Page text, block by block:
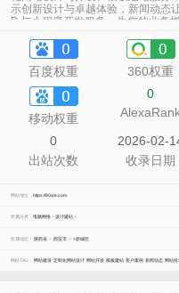
示创新设计与卓越体验，新闻动态
P 与小程序开发服务，为您的业务
百度权重 360权重
移动权重
0
0
出站次数
2026-02-
收录日期
网站地址： https://90we.com
所属分类： 电脑网络> 设计建站>
所属地区： 陕西省> 西安市> >新城区
网站TAG： 网站建设 定制化网站设计 网站开发 模板建站 客户案例 新闻动态 网站排